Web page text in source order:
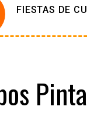
FIESTAS DE